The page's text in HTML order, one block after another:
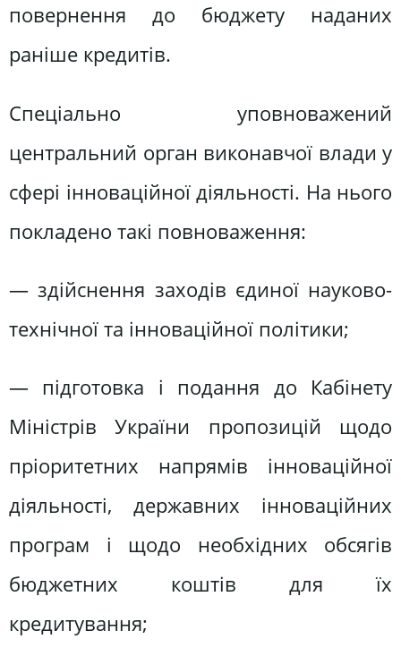
повернення до бюджету наданих
раніше кредитів.
Спеціально уповноважений
центральний орган виконавчої влади у
сфері інноваційної діяльності. На нього
покладено такі повноваження:
— здійснення заходів єдиної науково-
технічної та інноваційної політики;
— підготовка і подання до Кабінету
Міністрів України пропозицій щодо
пріоритетних напрямів інноваційної
діяльності, державних інноваційних
програм і щодо необхідних обсягів
бюджетних коштів для їх
кредитування;